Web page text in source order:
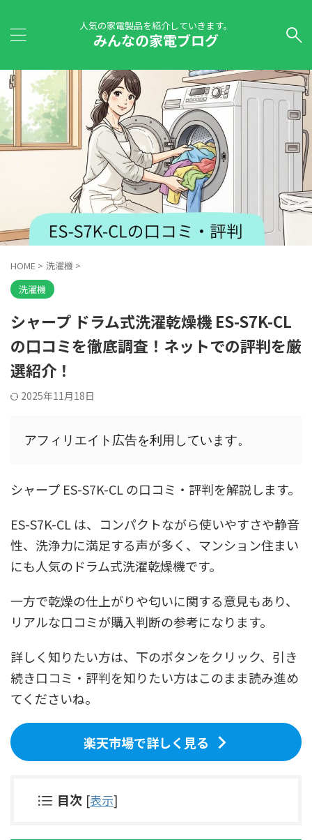
人気の家電製品を紹介していきます。
みんなの家電ブログ
HOME > 洗濯機 >
洗濯機
シャープ ドラム式洗濯乾燥機 ES-S7K-CL
の口コミを徹底調査！ネットでの評判を厳
選紹介！
2025年11月18日
アフィリエイト広告を利用しています。
シャープ ES-S7K-CL の口コミ・評判を解説します。
ES-S7K-CL は、コンパクトながら使いやすさや静音
性、洗浄力に満足する声が多く、マンション住まい
にも人気のドラム式洗濯乾燥機です。
一方で乾燥の仕上がりや匂いに関する意見もあり、
リアルな口コミが購入判断の参考になります。
詳しく知りたい方は、下のボタンをクリック、引き
続き口コミ・評判を知りたい方はこのまま読み進め
てくださいね。
楽天市場で詳しく見る
目次 [表示]